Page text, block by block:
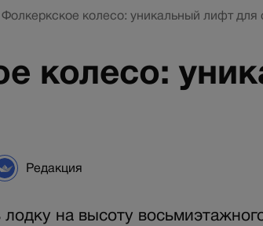
Фолкеркское колесо: уникальный лифт для
колесо:
Редакция
лодку на высоту